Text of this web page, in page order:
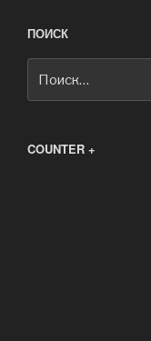
ПОИСК
COUNTER +